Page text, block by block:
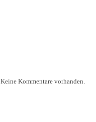
Keine Kommentare vorhanden.